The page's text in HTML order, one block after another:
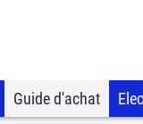
Guide d'achat